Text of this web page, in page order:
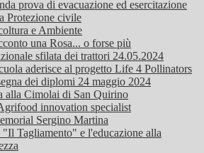
prova di evacuazione ed esercitazione
Protezione civile
e Ambiente
una Rosa... o forse più
sfilata dei trattori 24.05.2024
aderisce al progetto Life 4 Pollinators
dei diplomi 24 maggio 2024
alla Cimolai di San Quirino
innovation specialist
Sergino Martina
Tagliamento" e l'educazione alla